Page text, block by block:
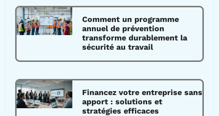
Comment un programme
annuel de prévention
transforme durablement la
sécurité au travail
Financez votre entreprise sans
apport : solutions et
stratégies efficaces